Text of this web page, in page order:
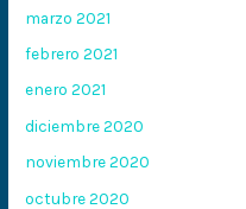
marzo 2021
febrero 2021
enero 2021
diciembre 2020
noviembre 2020
octubre 2020